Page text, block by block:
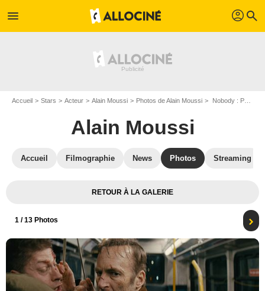
menu profil search
Accueil Stars Acteur Alain Moussi Photos de Alain Moussi Nobody : Photo Alain Moussi, Bob Odenkirk
Alain Moussi
Accueil Filmographie News Photos Streaming
RETOUR À LA GALERIE
1 / 13 Photos